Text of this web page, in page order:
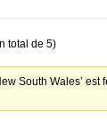
total de 5)
South Wales’